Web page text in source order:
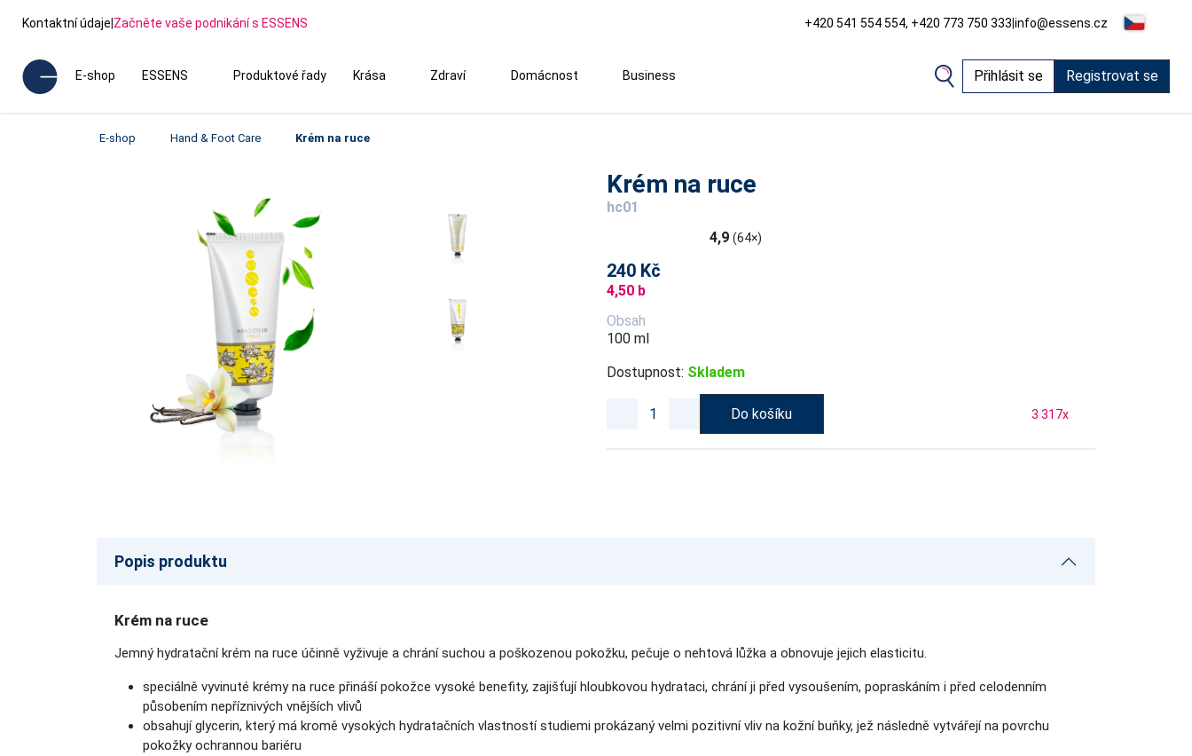
Kontaktní údaje|Začněte vaše podnikání s ESSENS +420 541 554 554, +420 773 750 333|info@essens.cz
E-shop ESSENS Produktové řady Krása Zdraví Domácnost Business Přihlásit se Registrovat se
E-shop Hand & Foot Care Krém na ruce
Krém na ruce
hc01
4,9 (64×)
240 Kč
4,50 b
Obsah
100 ml
Dostupnost: Skladem
Do košíku 3 317x
Popis produktu
Krém na ruce
Jemný hydratační krém na ruce účinně vyživuje a chrání suchou a poškozenou pokožku, pečuje o nehtová lůžka a obnovuje jejich elasticitu.
speciálně vyvinuté krémy na ruce přináší pokožce vysoké benefity, zajišťují hloubkovou hydrataci, chrání ji před vysoušením, popraskáním i před celodenním
působením nepříznivých vnějších vlivů
obsahují glycerin, který má kromě vysokých hydratačních vlastností studiemi prokázaný velmi pozitivní vliv na kožní buňky, jež následně vytvářejí na povrchu
pokožky ochrannou bariéru